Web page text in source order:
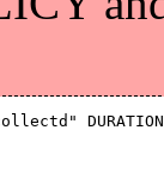
DURATION